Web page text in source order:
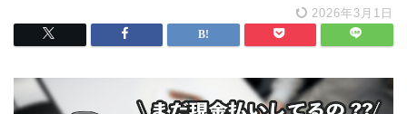
2026年3月1日